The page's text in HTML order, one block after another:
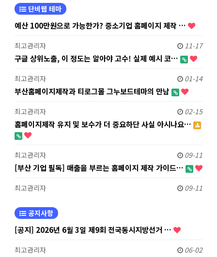
단비웹 테마
예산 100만원으로 가능한가? 중소기업 홈페이지 제작 …
최고관리자 11-17
구글 상위노출, 이 정도는 알아야 고수! 실제 예시 코…
최고관리자 01-14
부산홈페이지제작과 티로그몰 그누보드테마의 만남
최고관리자 02-15
홈페이지제작 유지 및 보수가 더 중요하단 사실 아시나요…
최고관리자 09-11
[부산 기업 필독] 매출을 부르는 홈페이지 제작 가이드…
최고관리자 09-11
공지사항
[공지] 2026년 6월 3일 제9회 전국동시지방선거 …
최고관리자 06-02